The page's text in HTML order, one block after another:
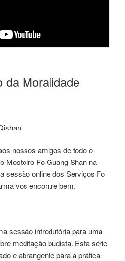
da Moralidade
nossos amigos de todo o
Mosteiro Fo Guang Shan na
sessão online dos Serviços Fo
vos encontre bem.
sessão introdutória para uma
meditação budista. Esta série
e abrangente para a prática